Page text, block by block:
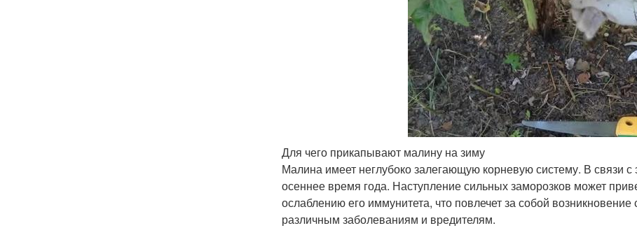
Для чего прикапывают малину на зиму
Малина имеет неглубоко залегающую корневую систему. В связи
осеннее время года. Наступление сильных заморозков может
ослаблению его иммунитета, что повлечет за собой
различным заболеваниям и вредителям.